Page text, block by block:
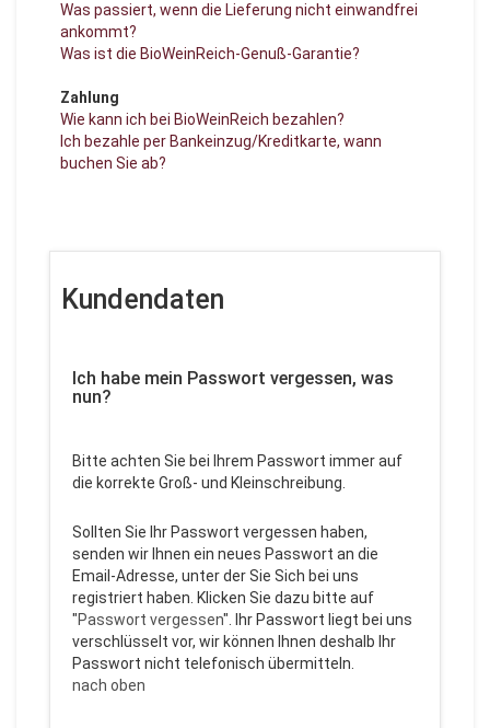
Was passiert, wenn die Lieferung nicht einwandfrei
ankommt?
Was ist die BioWeinReich-Genuß-Garantie?
Zahlung
Wie kann ich bei BioWeinReich bezahlen?
Ich bezahle per Bankeinzug/Kreditkarte, wann
buchen Sie ab?
Kundendaten
Ich habe mein Passwort vergessen, was
nun?
Bitte achten Sie bei Ihrem Passwort immer auf
die korrekte Groß- und Kleinschreibung.
Sollten Sie Ihr Passwort vergessen haben,
senden wir Ihnen ein neues Passwort an die
Email-Adresse, unter der Sie Sich bei uns
registriert haben. Klicken Sie dazu bitte auf
"Passwort vergessen". Ihr Passwort liegt bei uns
verschlüsselt vor, wir können Ihnen deshalb Ihr
Passwort nicht telefonisch übermitteln.
nach oben